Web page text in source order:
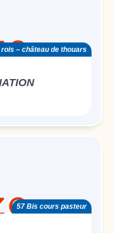
– château de thouars
57 Bis cours pasteur